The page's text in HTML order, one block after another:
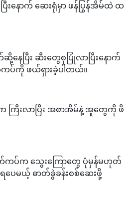
နောက် ဆေးရုံမှာ ဖန်ပြွန်အိမ်ထဲ ထ
ေပြီး ဆီးတွေစုပြုံလာပြီးနောက်
ပ်ကို ဖယ်ရှားခဲ့ပါတယ်။
ြီးလာပြီး အစာအိမ်နဲ့ အူတွေကို ဖိ
ကပ်က သွေးကြောတွေ ပုံမှန်မဟုတ်
ပေမယ့် ဓာတ်ခွဲခန်းစစ်ဆေးဖို့